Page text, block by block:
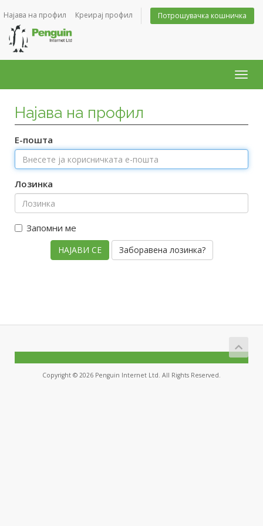
Најава на профил Креирај профил Потрошувачка кошничка
Најава на профил
Е-пошта
Лозинка
Запомни ме
Заборавена лозинка?
Copyright © 2026 Penguin Internet Ltd. All Rights Reserved.